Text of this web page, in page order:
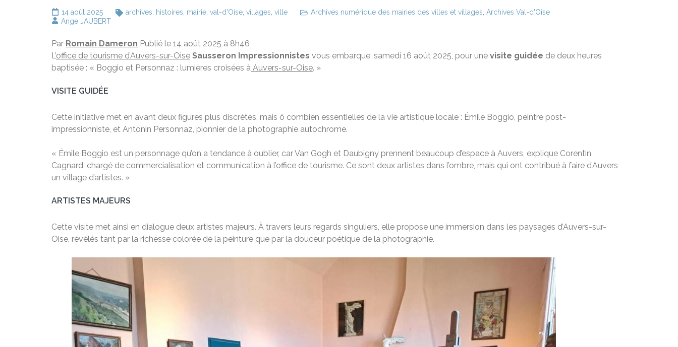
14 août 2025 archives histoires mairie val-d'Oise villages ville Archives numérique des mairies des villes et villages Archives Val-d'Oise
Ange JAUBERT
Par Romain Dameron Publié le 14 août 2025 à 8h46
L’office de tourisme d’Auvers-sur-Oise Sausseron Impressionnistes vous embarque, samedi 16 août 2025, pour une visite guidée de deux heures
baptisée : « Boggio et Personnaz : lumières croisées à Auvers-sur-Oise. »
VISITE GUIDÉE
Cette initiative met en avant deux figures plus discrètes, mais ô combien essentielles de la vie artistique locale : Émile Boggio, peintre post-
impressionniste, et Antonin Personnaz, pionnier de la photographie autochrome.
« Émile Boggio est un personnage qu’on a tendance à oublier, car Van Gogh et Daubigny prennent beaucoup d’espace à Auvers, explique Corentin
Cagnard, chargé de commercialisation et communication à l’office de tourisme. Ce sont deux artistes dans l’ombre, mais qui ont contribué à faire d’Auvers
un village d’artistes. »
ARTISTES MAJEURS
Cette visite met ainsi en dialogue deux artistes majeurs. À travers leurs regards singuliers, elle propose une immersion dans les paysages d’Auvers-sur-
Oise, révélés tant par la richesse colorée de la peinture que par la douceur poétique de la photographie.